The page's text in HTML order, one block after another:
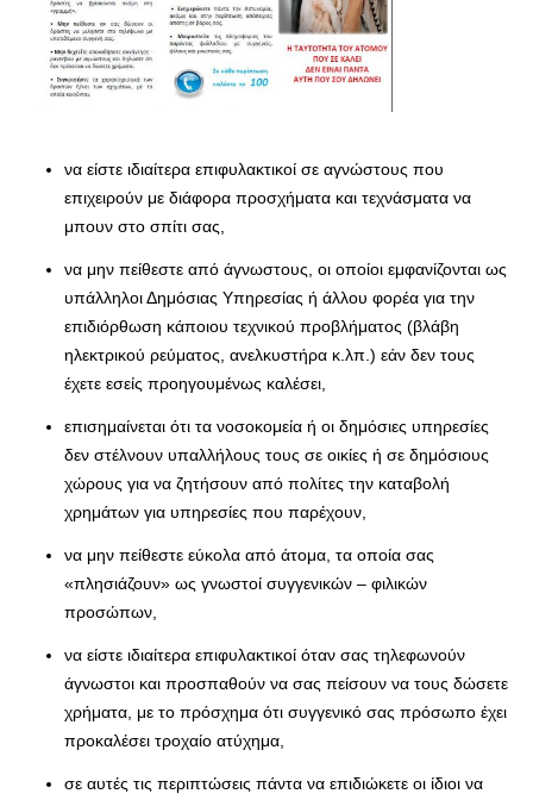
να είστε ιδιαίτερα επιφυλακτικοί σε αγνώστους που
επιχειρούν με διάφορα προσχήματα και τεχνάσματα να
μπουν στο σπίτι σας,
να μην πείθεστε από άγνωστους, οι οποίοι εμφανίζονται ως
υπάλληλοι Δημόσιας Υπηρεσίας ή άλλου φορέα για την
επιδιόρθωση κάποιου τεχνικού προβλήματος (βλάβη
ηλεκτρικού ρεύματος, ανελκυστήρα κ.λπ.) εάν δεν τους
έχετε εσείς προηγουμένως καλέσει,
επισημαίνεται ότι τα νοσοκομεία ή οι δημόσιες υπηρεσίες
δεν στέλνουν υπαλλήλους τους σε οικίες ή σε δημόσιους
χώρους για να ζητήσουν από πολίτες την καταβολή
χρημάτων για υπηρεσίες που παρέχουν,
να μην πείθεστε εύκολα από άτομα, τα οποία σας
«πλησιάζουν» ως γνωστοί συγγενικών – φιλικών
προσώπων,
να είστε ιδιαίτερα επιφυλακτικοί όταν σας τηλεφωνούν
άγνωστοι και προσπαθούν να σας πείσουν να τους δώσετε
χρήματα, με το πρόσχημα ότι συγγενικό σας πρόσωπο έχει
προκαλέσει τροχαίο ατύχημα,
σε αυτές τις περιπτώσεις πάντα να επιδιώκετε οι ίδιοι να